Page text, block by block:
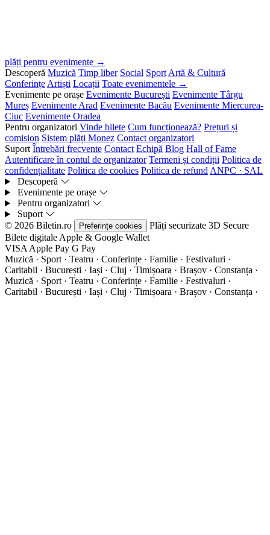
plăți pentru evenimente →
Descoperă Muzică Timp liber Social Sport Artă & Cultură
Conferințe Artiști Locații Toate evenimentele →
Evenimente pe orașe Evenimente București Evenimente Târgu
Mureș Evenimente Arad Evenimente Bacău Evenimente Miercurea-
Ciuc Evenimente Oradea
Pentru organizatori Vinde bilete Cum funcționează? Prețuri și
comision Sistem plăți Monez Contact organizatori
Suport Întrebări frecvente Contact Echipă Blog Hall of Fame
Autentificare în contul de organizator Termeni și condiții Politica de
confidențialitate Politica de cookies Politica de refund ANPC · SAL
Descoperă
Evenimente pe orașe
Pentru organizatori
Suport
© 2026 Biletin.ro
Preferințe cookies Plăți securizate 3D Secure
Bilete digitale Apple & Google Wallet
VISA Apple Pay G Pay
Muzică · Sport · Teatru · Conferințe · Familie · Festivaluri ·
Caritabil · București · Iași · Cluj · Timișoara · Brașov · Constanța ·
Muzică · Sport · Teatru · Conferințe · Familie · Festivaluri ·
Caritabil · București · Iași · Cluj · Timișoara · Brașov · Constanța ·